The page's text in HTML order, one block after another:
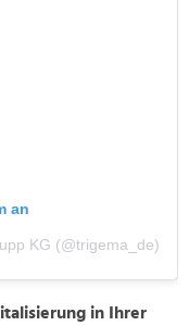
an
KG (@trigema_de)
in Ihrer